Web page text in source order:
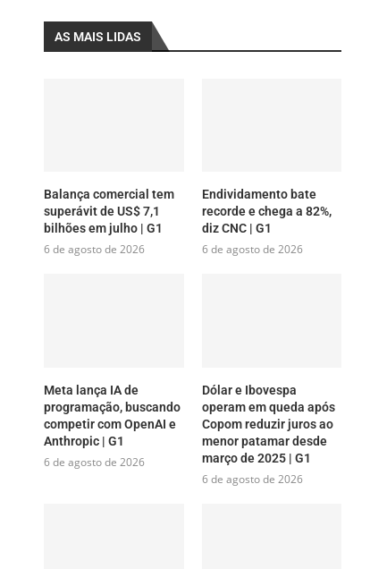
AS MAIS LIDAS
Balança comercial tem
superávit de US$ 7,1
bilhões em julho | G1
6 de agosto de 2026
Endividamento bate
recorde e chega a 82%,
diz CNC | G1
6 de agosto de 2026
Meta lança IA de
programação, buscando
competir com OpenAI e
Anthropic | G1
6 de agosto de 2026
Dólar e Ibovespa
operam em queda após
Copom reduzir juros ao
menor patamar desde
março de 2025 | G1
6 de agosto de 2026